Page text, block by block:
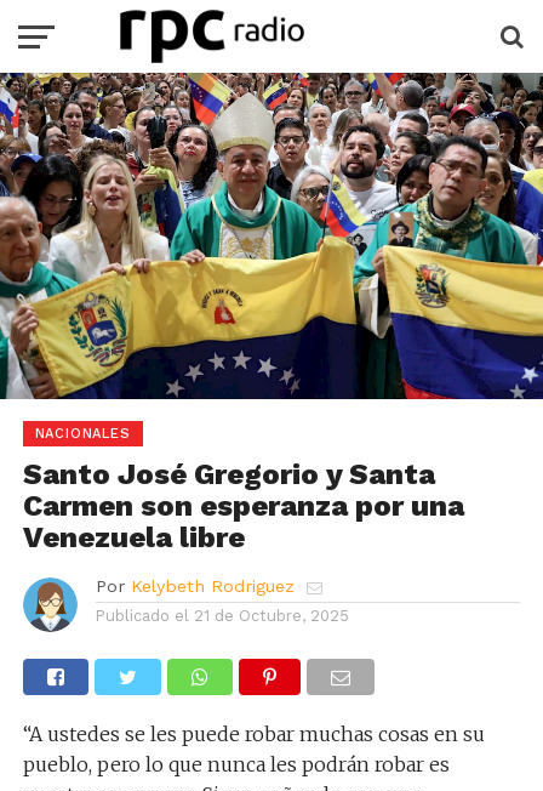
NACIONALES
Santo José Gregorio y Santa
Carmen son esperanza por una
Venezuela libre
Por Kelybeth Rodriguez
Publicado el 21 de Octubre, 2025
“A ustedes se les puede robar muchas cosas en su
pueblo, pero lo que nunca les podrán robar es